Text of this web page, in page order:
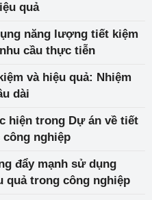
quả
năng lượng tiết kiệm
cầu thực tiễn
và hiệu quả: Nhiệm
dài
hiện trong Dự án về tiết
nghiệp
đẩy mạnh sử dụng
quả trong công nghiệp